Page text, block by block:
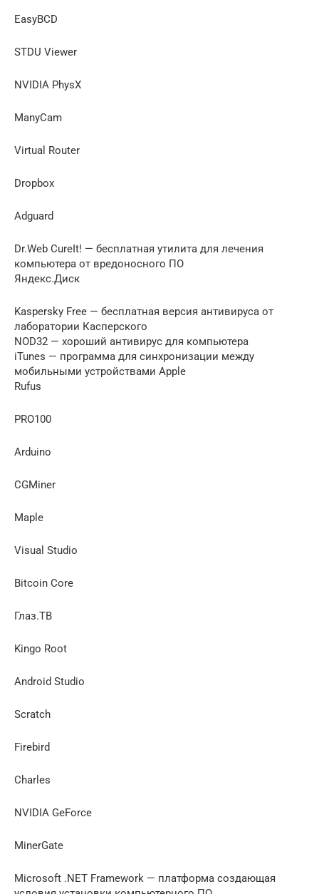
EasyBCD
STDU Viewer
NVIDIA PhysX
ManyCam
Virtual Router
Dropbox
Adguard
Dr.Web CureIt! — бесплатная утилита для лечения
компьютера от вредоносного ПО
Яндекс.Диск
Kaspersky Free — бесплатная версия антивируса от
лаборатории Касперского
NOD32 — хороший антивирус для компьютера
iTunes — программа для синхронизации между
мобильными устройствами Apple
Rufus
PRO100
Arduino
CGMiner
Maple
Visual Studio
Bitcoin Core
Глаз.ТВ
Kingo Root
Android Studio
Scratch
Firebird
Charles
NVIDIA GeForce
MinerGate
Microsoft .NET Framework — платформа создающая